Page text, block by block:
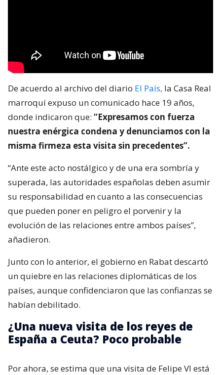
De acuerdo al archivo del diario El País, la Casa Real
marroquí expuso un comunicado hace 19 años,
donde indicaron que: “Expresamos con fuerza
nuestra enérgica condena y denunciamos con la
misma firmeza esta visita sin precedentes”.
“Ante este acto nostálgico y de una era sombría y
superada, las autoridades españolas deben asumir
su responsabilidad en cuanto a las consecuencias
que pueden poner en peligro el porvenir y la
evolución de las relaciones entre ambos países”,
añadieron.
Junto con lo anterior, el gobierno en Rabat descartó
un quiebre en las relaciones diplomáticas de los
países, aunque confidenciaron que las confianzas se
habían debilitado.
¿Una nueva visita de los reyes de
España a Ceuta? Poco probable
Por ahora, se estima que una visita de Felipe VI está